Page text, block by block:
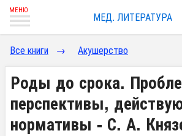
МЕД. ЛИТЕРАТУРА
Все книги → Акушерство
Роды до срока.
перспективы,
нормативы - С. А.